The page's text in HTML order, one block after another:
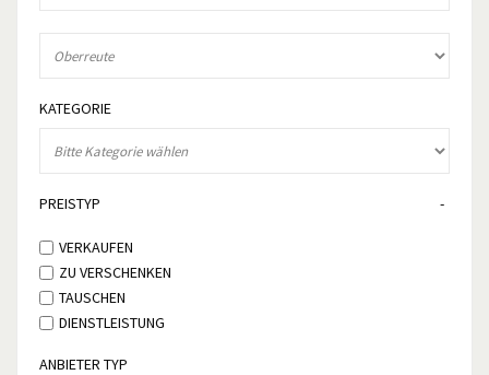
KATEGORIE
PREISTYP
VERKAUFEN
ZU VERSCHENKEN
TAUSCHEN
DIENSTLEISTUNG
ANBIETER TYP